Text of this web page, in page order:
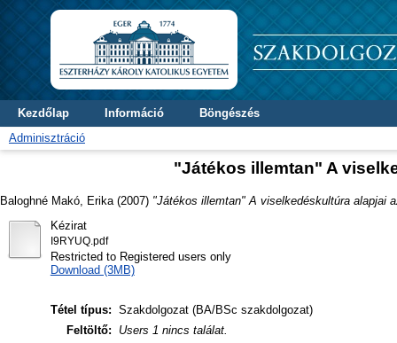
Kezdőlap Információ
Böngészés
Adminisztráció
"Játékos illemtan" A
Baloghné Makó, Erika (2007) "Játékos illemtan" A viselkedéskultúra alapjai
Kézirat
I9RYUQ.pdf
Restricted to Registered users only
Download (3MB)
Tétel típus: Szakdolgozat (BA/BSc szakdolgozat)
Feltöltő:
Users 1 nincs találat.